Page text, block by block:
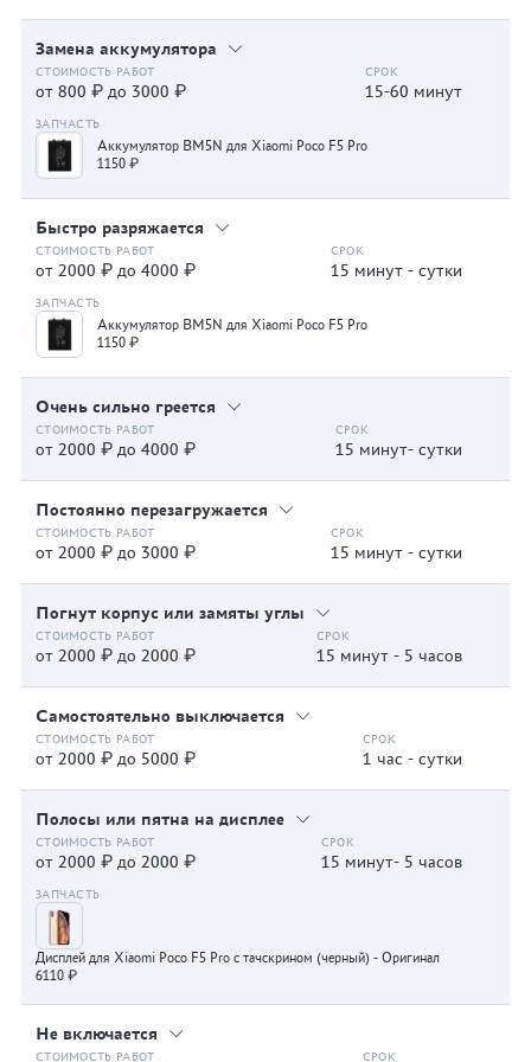
Замена аккумулятора
от 800 ₽ до 3000 ₽ 15-60 минут
Аккумулятор BM5N для Xiaomi Poco F5 Pro
1150 ₽
Быстро разряжается
от 2000 ₽ до 4000 ₽ 15 минут - сутки
Аккумулятор BM5N для Xiaomi Poco F5 Pro
1150 ₽
Очень сильно греется
от 2000 ₽ до 4000 ₽ 15 минут- сутки
Постоянно перезагружается
от 2000 ₽ до 3000 ₽ 15 минут - сутки
Погнут корпус или замяты углы
от 2000 ₽ до 2000 ₽ 15 минут - 5 часов
Самостоятельно выключается
от 2000 ₽ до 5000 ₽ 1 час - сутки
Полосы или пятна на дисплее
от 2000 ₽ до 2000 ₽ 15 минут- 5 часов
Дисплей для Xiaomi Poco F5 Pro с тачскрином (черный) - Оригинал
6110 ₽
Не включается